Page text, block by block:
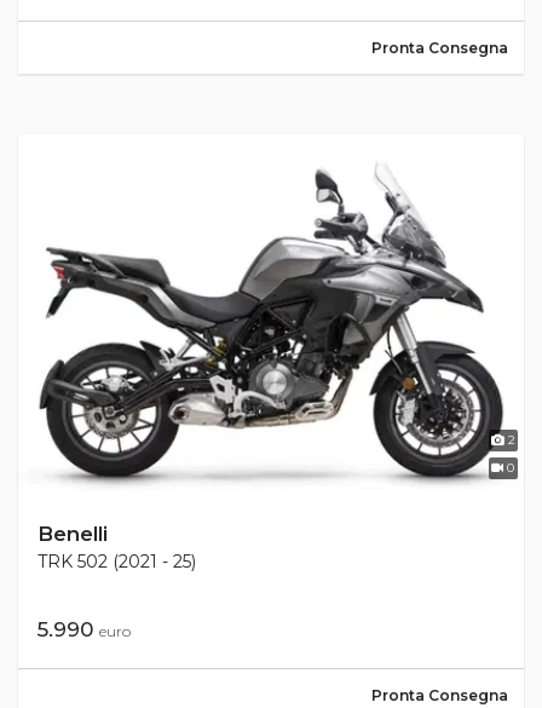
Pronta Consegna
2
0
Benelli
TRK 502 (2021 - 25)
5.990 euro
Pronta Consegna